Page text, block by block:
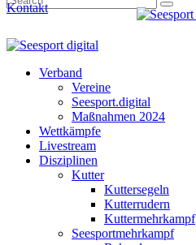
Kontakt
Verband
Vereine
Seesport.digital
Maßnahmen 2024
Wettkämpfe
Livestream
Disziplinen
Kutter
Kuttersegeln
Kutterrudern
Kuttermehrkampf
Seesportmehrkampf